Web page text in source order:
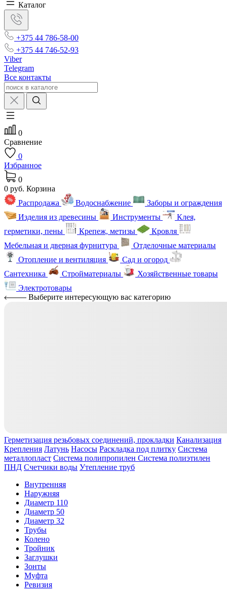
Каталог
+375 44 786-58-00
+375 44 746-52-93
Viber
Telegram
Все контакты
0
Сравнение
0
Избранное
0
0 руб. Корзина
Распродажа
Водоснабжение
Заборы и ограждения
Изделия из древесины
Инструменты
Клея,
герметики, пены
Крепеж, метизы
Кровля
Мебельная и дверная фурнитура
Отделочные материалы
Отопление и вентиляция
Сад и огород
Сантехника
Стройматериалы
Хозяйственные товары
Электротовары
Выберите интересующую вас категорию
Герметизация резьбовых соединений, прокладки Канализация
Крепления Латунь Насосы Раскладка под плитку Система
металлопласт Система полипропилен Система полиэтилен
ПНД Счетчики воды Утепление труб
Внутренняя
Наружняя
Диаметр 110
Диаметр 50
Диаметр 32
Трубы
Колено
Тройник
Заглушки
Зонты
Муфта
Ревизия